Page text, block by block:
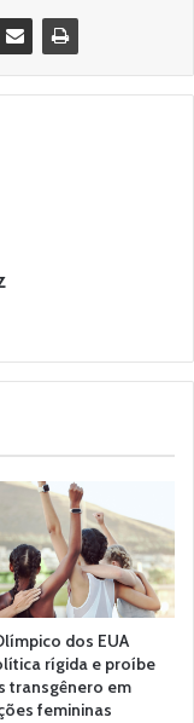
dos EUA
rígida e proíbe
transgênero em
femininas